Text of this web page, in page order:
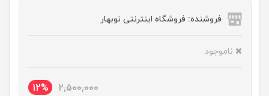
فروشنده: فروشگاه اینترنتی نوبهار
ناموجود
2,500,000
12%